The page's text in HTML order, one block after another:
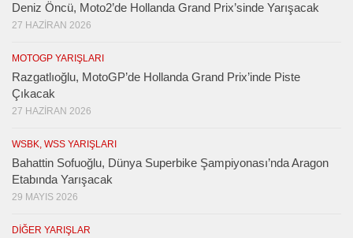
Deniz Öncü, Moto2’de Hollanda Grand Prix’sinde Yarışacak
27 HAZIRAN 2026
MOTOGP YARIŞLARI
Razgatlıoğlu, MotoGP’de Hollanda Grand Prix’inde Piste
Çıkacak
27 HAZIRAN 2026
WSBK, WSS YARIŞLARI
Bahattin Sofuoğlu, Dünya Superbike Şampiyonası’nda Aragon
Etabında Yarışacak
29 MAYIS 2026
DIĞER YARIŞLAR